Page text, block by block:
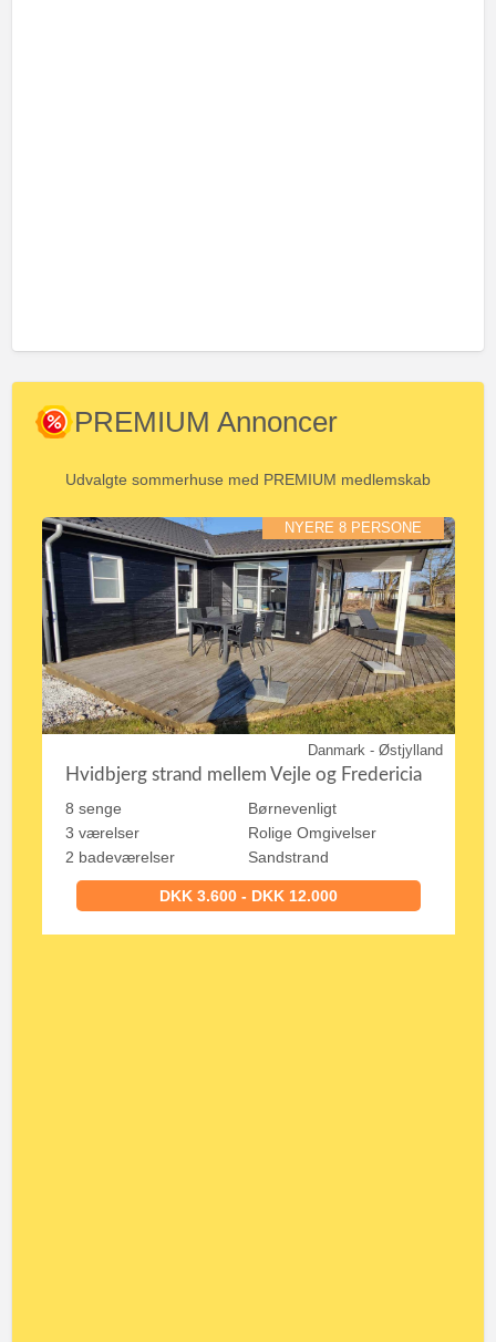
PREMIUM Annoncer
Udvalgte sommerhuse med PREMIUM medlemskab
NYERE 8 PERSONE
Danmark - Østjylland
Hvidbjerg strand mellem Vejle og Fredericia
8 senge
3 værelser
2 badeværelser
Børnevenligt
Rolige Omgivelser
Sandstrand
DKK 3.600 - DKK 12.000